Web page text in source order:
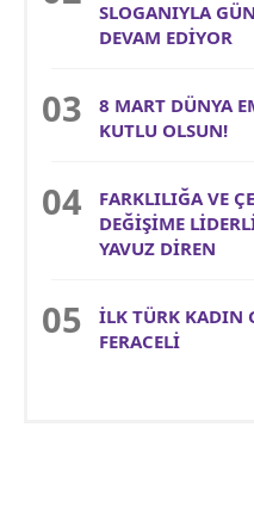
SLOGANIYLA
DEVAM EDİYOR
8 MART DÜNYA
KUTLU OLSUN!
FARKLILIĞA VE
DEĞİŞİME
YAVUZ DİREN
İLK TÜRK KADIN
FERACELİ